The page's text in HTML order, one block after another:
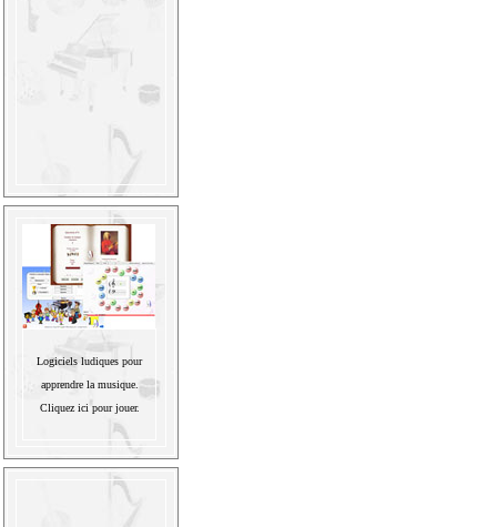
Logiciels ludiques pour
apprendre la musique.
Cliquez ici pour jouer.